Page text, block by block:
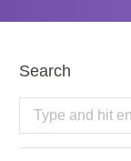
Search
Search: